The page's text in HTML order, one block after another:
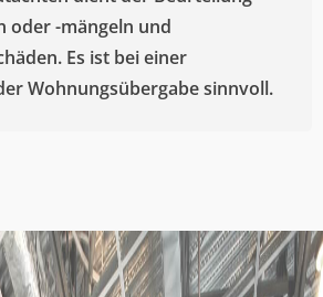
oder -mängeln und
Es ist bei einer
Wohnungsübergabe sinnvoll.